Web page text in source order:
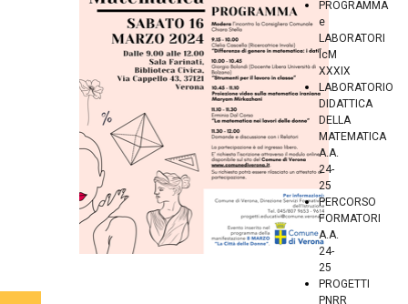
PROGRAMMA
e
LABORATORI
IcM
XXXIX
LABORATORIO
DIDATTICA
DELLA
MATEMATICA
A.A.
24-
25
PERCORSO
FORMATORI
A.A.
24-
25
PROGETTI
PNRR